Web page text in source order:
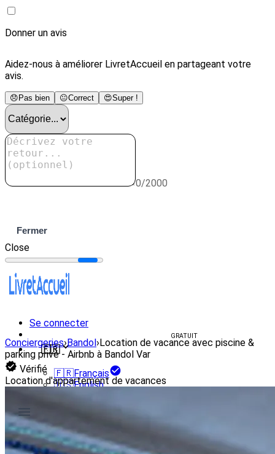
Donner un avis
Aidez-nous à améliorer LivretAccueil en partageant votre
avis.
😞 Pas bien 😐Correct 😍Super !
0/2000
Fermer
Close
Se connecter
GRATUIT
🇫🇷
🇫🇷Français
🇺🇸English
Conciergeries›Bandol › Location de vacance avec piscine &
parking privé - Airbnb à Bandol Var
Vérifié
Location d'appartement de vacances